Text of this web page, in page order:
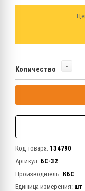
Количество -
Код товара: 134790
Артикул: БС-32
Производитель: КБС
Единица измерения: шт